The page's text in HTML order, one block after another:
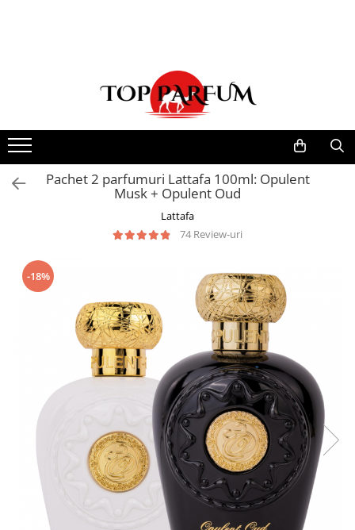
Pachete FEMEI
Pachete BARBATI
Pachete EL si EA
Best Seller
Cele mai noi
Tipuri Parfumuri
Parfumuri Citrice
Parfumuri Condimentate
Parfumuri Dulci
Parfumuri Exotice
Parfumuri Fresh
Parfumuri Florale
Parfumuri Fructate
Parfumuri Lemnoase
Parfumuri Persistente
Pachet 2 parfumuri Lattafa 100ml: Opulent
Musk + Opulent Oud
Lattafa
74 Review-uri
-18%